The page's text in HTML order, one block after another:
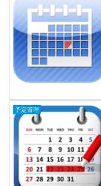
予定管理